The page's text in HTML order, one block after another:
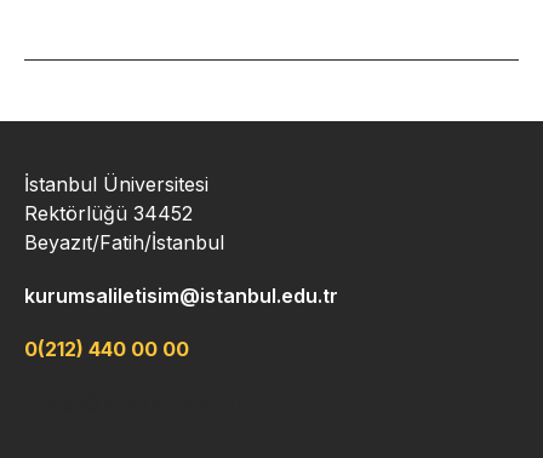
İstanbul Üniversitesi
Rektörlüğü 34452
Beyazıt/Fatih/İstanbul
kurumsaliletisim@istanbul.edu.tr
0(212) 440 00 00